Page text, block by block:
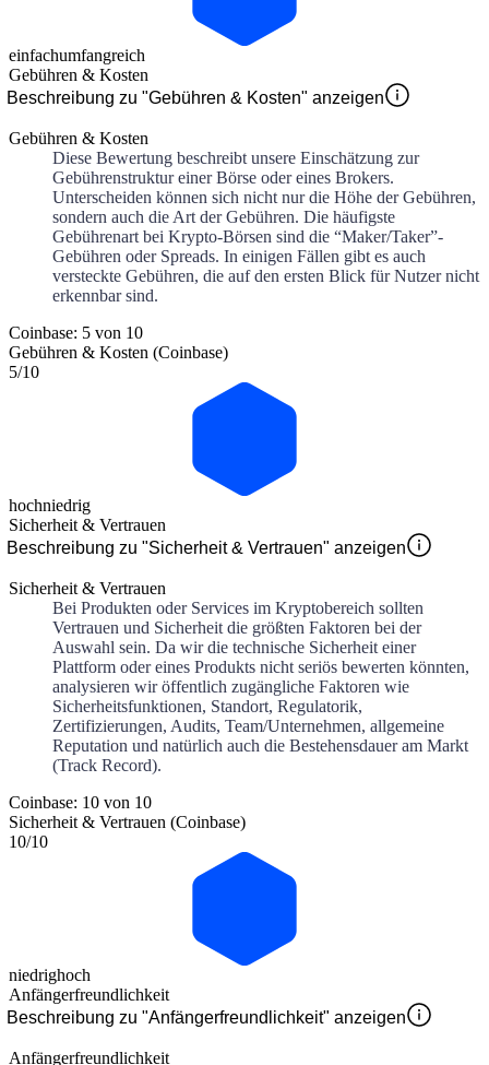
einfachumfangreich
Gebühren & Kosten
Beschreibung zu "Gebühren & Kosten" anzeigen
Gebühren & Kosten
Diese Bewertung beschreibt unsere Einschätzung zur
Gebührenstruktur einer Börse oder eines Brokers.
Unterscheiden können sich nicht nur die Höhe der Gebühren,
sondern auch die Art der Gebühren. Die häufigste
Gebührenart bei Krypto-Börsen sind die “Maker/Taker”-
Gebühren oder Spreads. In einigen Fällen gibt es auch
versteckte Gebühren, die auf den ersten Blick für Nutzer nicht
erkennbar sind.
Coinbase: 5 von 10
Gebühren & Kosten (Coinbase)
5/10
hochniedrig
Sicherheit & Vertrauen
Beschreibung zu "Sicherheit & Vertrauen" anzeigen
Sicherheit & Vertrauen
Bei Produkten oder Services im Kryptobereich sollten
Vertrauen und Sicherheit die größten Faktoren bei der
Auswahl sein. Da wir die technische Sicherheit einer
Plattform oder eines Produkts nicht seriös bewerten könnten,
analysieren wir öffentlich zugängliche Faktoren wie
Sicherheitsfunktionen, Standort, Regulatorik,
Zertifizierungen, Audits, Team/Unternehmen, allgemeine
Reputation und natürlich auch die Bestehensdauer am Markt
(Track Record).
Coinbase: 10 von 10
Sicherheit & Vertrauen (Coinbase)
10/10
niedrighoch
Anfängerfreundlichkeit
Beschreibung zu "Anfängerfreundlichkeit" anzeigen
Anfängerfreundlichkeit